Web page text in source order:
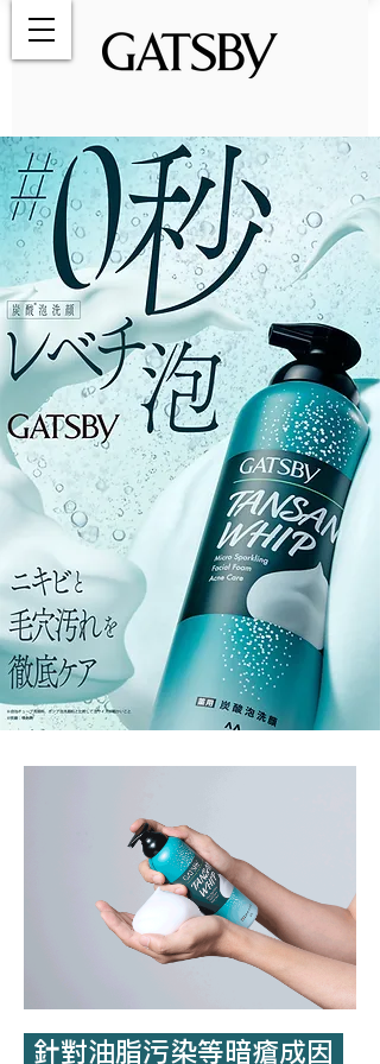
針對油脂污染等暗瘡成因